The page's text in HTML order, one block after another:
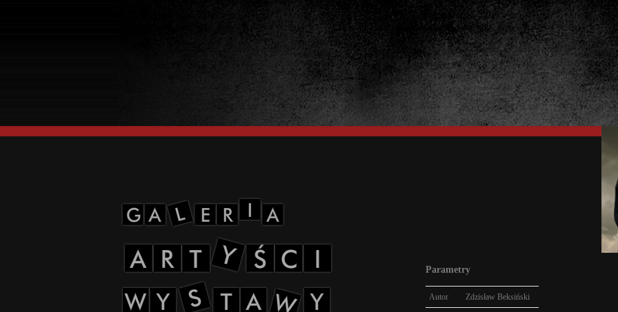
Parametry
Autor Zdzisław Beksiński